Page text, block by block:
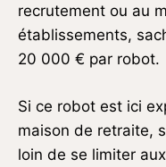
recrutement ou au
établissements,
20 000 € par robot.
Si ce robot est ici
maison de retraite,
loin de se limiter